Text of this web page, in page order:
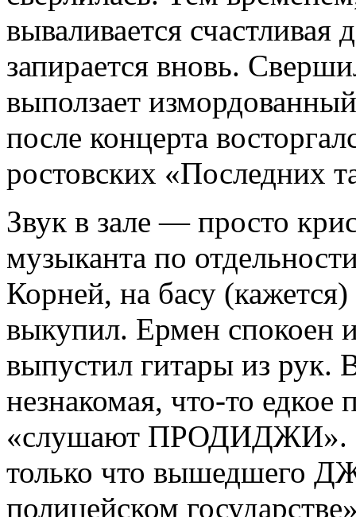
вываливается
запирается вновь.
выползает
после концерта
ростовских «Последних
Звук в зале — просто
музыканта по
Корней, на басу
выкупил. Ермен спокоен
выпустил гитары из рук.
незнакомая, что-то
«слушают ПРОДИДЖИ».
только что вышедшего
полицейском